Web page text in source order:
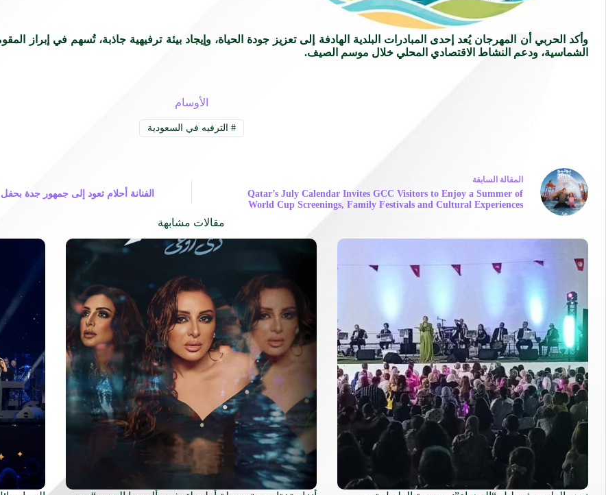
وأكد الحربي أن المهرجان يُعد إحدى المبادرات البلدية الهادفة إلى تعزيز جودة الحياة، وإيجاد بيئة ترفيهية جاذبة، تُسهم في إبراز
الشماسية، ودعم النشاط الاقتصادي المحلي خلال موسم الصيف.
الأوسام
# الترفيه في السعودية
المقالة السابقة
Qatar’s July Calendar Invites GCC Visitors to Enjoy a Summer of
World Cup Screenings, Family Festivals and Cultural Experiences
الفنانة أحلام تعود إلى جمهور جدة
مقالات مشابهة